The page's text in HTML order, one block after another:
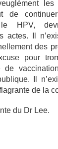
les
de
le HPV,
actes. Il
des
pour
de
Il
de la
du Dr Lee.